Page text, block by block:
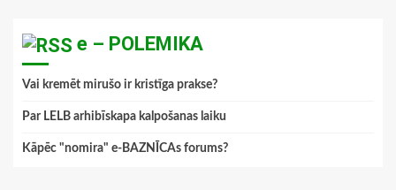
e – POLEMIKA
Vai kremēt mirušo ir kristīga prakse?
Par LELB arhibīskapa kalpošanas laiku
Kāpēc "nomira" e-BAZNĪCAs forums?